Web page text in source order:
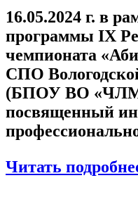
16.05.2024 г. в
программы IХ
чемпионата
СПО
(БПОУ ВО
посвященный
Читать